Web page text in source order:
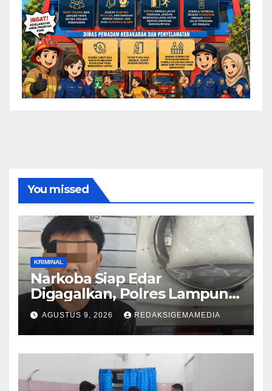
You missed
KRIMINAL
Narkoba Siap Edar
Digagalkan, Polres Lampung
Utara
AGUSTUS 9, 2026 REDAKSIGEMAMEDIA